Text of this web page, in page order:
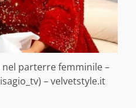
parterre femminile –
– velvetstyle.it